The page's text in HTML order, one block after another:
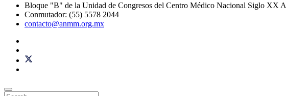
Bloque "B" de la Unidad de Congresos del Centro Médico Nacional Siglo XX
Conmutador: (55) 5578 2044
contacto@anmm.org.mx